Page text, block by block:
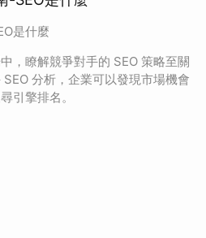
是什麼
，瞭解競爭對手的 SEO 策略至關
分析，企業可以發現市場機會
引擎排名。